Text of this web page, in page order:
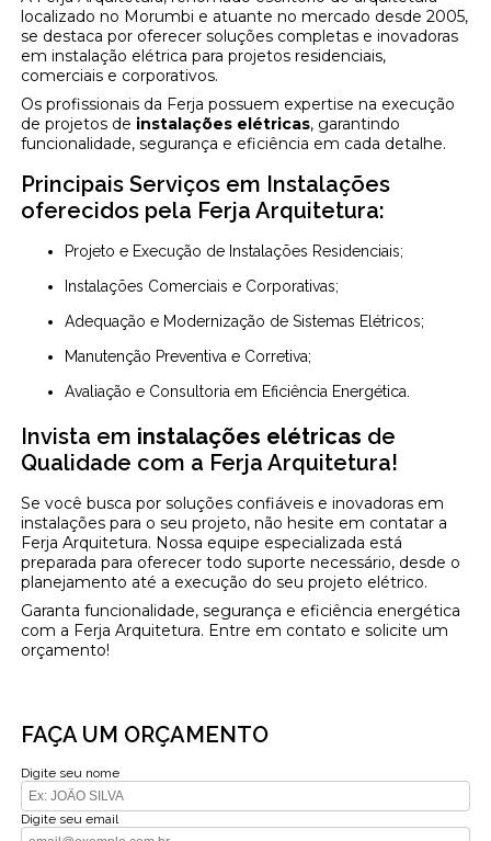
localizado no Morumbi e atuante no mercado desde 2005,
se destaca por oferecer soluções completas e inovadoras
em instalação elétrica para projetos residenciais,
comerciais e corporativos.
Os profissionais da Ferja possuem expertise na execução
de projetos de instalações elétricas, garantindo
funcionalidade, segurança e eficiência em cada detalhe.
Principais Serviços em Instalações
oferecidos pela Ferja Arquitetura:
Projeto e Execução de Instalações Residenciais;
Instalações Comerciais e Corporativas;
Adequação e Modernização de Sistemas Elétricos;
Manutenção Preventiva e Corretiva;
Avaliação e Consultoria em Eficiência Energética.
Invista em instalações elétricas de
Qualidade com a Ferja Arquitetura!
Se você busca por soluções confiáveis e inovadoras em
instalações para o seu projeto, não hesite em contatar a
Ferja Arquitetura. Nossa equipe especializada está
preparada para oferecer todo suporte necessário, desde o
planejamento até a execução do seu projeto elétrico.
Garanta funcionalidade, segurança e eficiência energética
com a Ferja Arquitetura. Entre em contato e solicite um
orçamento!
FAÇA UM ORÇAMENTO
Digite seu nome
Digite seu email